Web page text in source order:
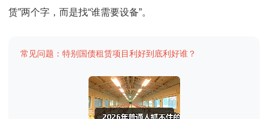
赁”两个字，而是找“谁需要设备”。
常见问题：特别国债租赁项目利好到底利好谁？